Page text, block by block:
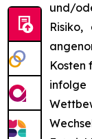
und/
Kosten
infolge